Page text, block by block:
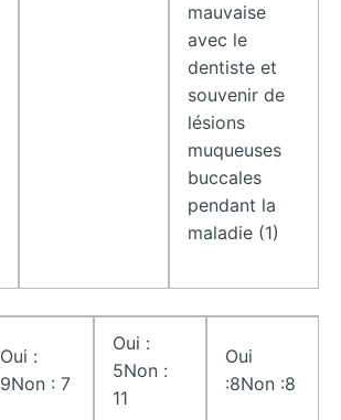
mauvaise
avec le
dentiste et
souvenir de
lésions
muqueuses
buccales
pendant la
maladie (1)
Oui :
9Non : 7
Oui :
5Non :
11
Oui
:8Non :8